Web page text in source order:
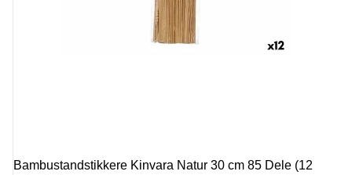
Bambustandstikkere Kinvara Natur 30 cm 85 Dele (12